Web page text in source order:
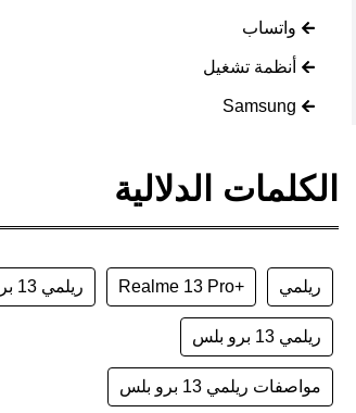
واتساب
أنظمة تشغيل
Samsung
الكلمات الدلالية
ريلمي +Realme 13 Pro ريلمي 13 برو
ريلمي 13 برو بلس
مواصفات ريلمي 13 برو بلس